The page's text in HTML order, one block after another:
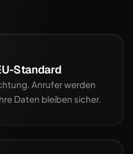
Standard
Anrufer werden
Daten bleiben sicher.